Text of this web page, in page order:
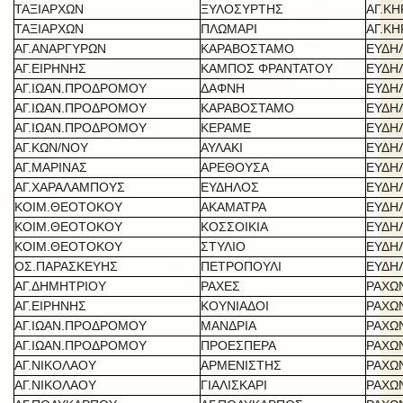
ΤΑΞΙΑΡΧΩΝ
ΞΥΛΟΣΥΡΤΗΣ
ΤΑΞΙΑΡΧΩΝ
ΠΛΩΜΑΡΙ
ΑΓ.ΑΝΑΡΓΥΡΩΝ
ΚΑΡΑΒΟΣΤΑΜΟ
ΑΓ.ΕΙΡΗΝΗΣ
ΚΑΜΠΟΣ ΦΡΑΝΤΑΤΟΥ
ΑΓ.ΙΩΑΝ.ΠΡΟΔΡΟΜΟΥ
ΔΑΦΝΗ
ΑΓ.ΙΩΑΝ.ΠΡΟΔΡΟΜΟΥ
ΚΑΡΑΒΟΣΤΑΜΟ
ΑΓ.ΙΩΑΝ.ΠΡΟΔΡΟΜΟΥ
ΚΕΡΑΜΕ
ΑΓ.ΚΩΝ/ΝΟΥ
ΑΥΛΑΚΙ
ΑΓ.ΜΑΡΙΝΑΣ
ΑΡΕΘΟΥΣΑ
ΑΓ.ΧΑΡΑΛΑΜΠΟΥΣ
ΕΥΔΗΛΟΣ
ΚΟΙΜ.ΘΕΟΤΟΚΟΥ
ΑΚΑΜΑΤΡΑ
ΚΟΙΜ.ΘΕΟΤΟΚΟΥ
ΚΟΣΣΟΙΚΙΑ
ΚΟΙΜ.ΘΕΟΤΟΚΟΥ
ΣΤΥΛΙΟ
ΟΣ.ΠΑΡΑΣΚΕΥΗΣ
ΠΕΤΡΟΠΟΥΛΙ
ΑΓ.ΔΗΜΗΤΡΙΟΥ
ΡΑΧΕΣ
ΑΓ.ΕΙΡΗΝΗΣ
ΚΟΥΝΙΑΔΟΙ
ΑΓ.ΙΩΑΝ.ΠΡΟΔΡΟΜΟΥ
ΜΑΝΔΡΙΑ
ΑΓ.ΙΩΑΝ.ΠΡΟΔΡΟΜΟΥ
ΠΡΟΕΣΠΕΡΑ
ΑΓ.ΝΙΚΟΛΑΟΥ
ΑΡΜΕΝΙΣΤΗΣ
ΑΓ.ΝΙΚΟΛΑΟΥ
ΓΙΑΛΙΣΚΑΡΙ